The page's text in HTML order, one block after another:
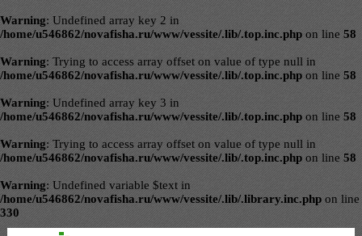
Warning: Undefined array key 2 in
/home/u546862/novafisha.ru/www/vessite/.lib/.top.inc.php on line 58
Warning: Trying to access array offset on value of type null in
/home/u546862/novafisha.ru/www/vessite/.lib/.top.inc.php on line 58
Warning: Undefined array key 3 in
/home/u546862/novafisha.ru/www/vessite/.lib/.top.inc.php on line 58
Warning: Trying to access array offset on value of type null in
/home/u546862/novafisha.ru/www/vessite/.lib/.top.inc.php on line 58
Warning: Undefined variable $text in
/home/u546862/novafisha.ru/www/vessite/.lib/.library.inc.php on line
330